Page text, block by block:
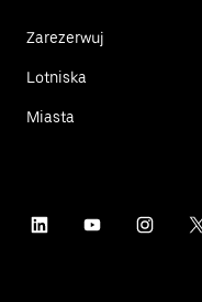
Zarezerwuj
Lotniska
Miasta